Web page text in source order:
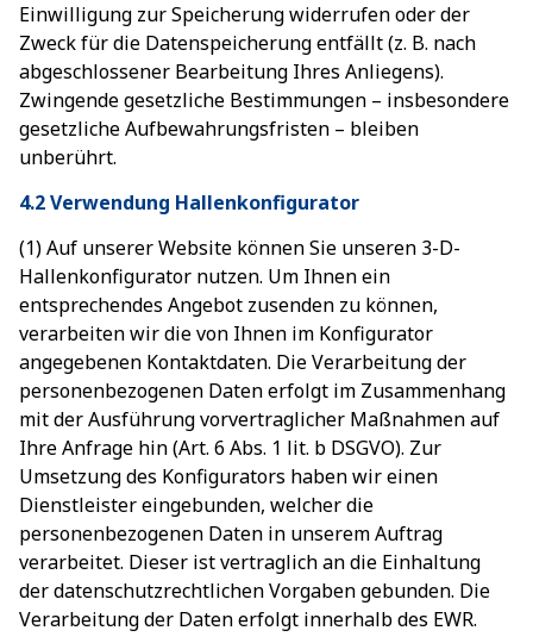
Einwilligung zur Speicherung widerrufen oder der
Zweck für die Datenspeicherung entfällt (z. B. nach
abgeschlossener Bearbeitung Ihres Anliegens).
Zwingende gesetzliche Bestimmungen – insbesondere
gesetzliche Aufbewahrungsfristen – bleiben
unberührt.
4.2 Verwendung Hallenkonfigurator
(1) Auf unserer Website können Sie unseren 3-D-
Hallenkonfigurator nutzen. Um Ihnen ein
entsprechendes Angebot zusenden zu können,
verarbeiten wir die von Ihnen im Konfigurator
angegebenen Kontaktdaten. Die Verarbeitung der
personenbezogenen Daten erfolgt im Zusammenhang
mit der Ausführung vorvertraglicher Maßnahmen auf
Ihre Anfrage hin (Art. 6 Abs. 1 lit. b DSGVO). Zur
Umsetzung des Konfigurators haben wir einen
Dienstleister eingebunden, welcher die
personenbezogenen Daten in unserem Auftrag
verarbeitet. Dieser ist vertraglich an die Einhaltung
der datenschutzrechtlichen Vorgaben gebunden. Die
Verarbeitung der Daten erfolgt innerhalb des EWR.